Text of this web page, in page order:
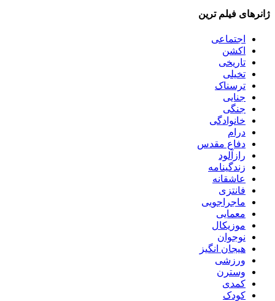
ژانرهای فیلم ترین
اجتماعی
اکشن
تاریخی
تخیلی
ترسناک
جنایی
جنگی
خانوادگی
درام
دفاع مقدس
رازآلود
زندگینامه
عاشقانه
فانتزی
ماجراجویی
معمایی
موزیکال
نوجوان
هیجان انگیز
ورزشی
وسترن
کمدی
کودک